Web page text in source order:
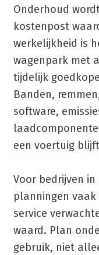
Onderhoud
kostenpost
werkelijkheid is
wagenpark met
tijdelijk
Banden,
software,
een voertuig
Voor bedrijven
planningen
service
waard. Plan
gebruik, niet